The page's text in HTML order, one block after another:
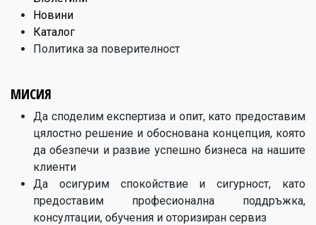
Новини
Каталог
Политика за поверителност
МИСИЯ
Да споделим експертиза и опит, като предоставим
цялостно решение и обоснована концепция, която
да обезпечи и развие успешно бизнеса на нашите
клиенти
Да осигурим спокойствие и сигурност, като
предоставим професионална поддръжка,
консултации, обучения и оторизиран сервиз